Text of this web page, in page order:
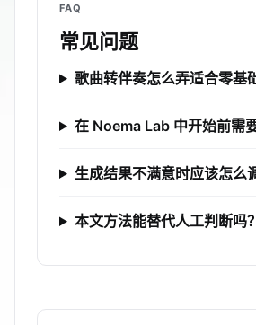
FAQ
常见问题
歌曲转伴奏怎么弄适合零基
在 Noema Lab 中开始前需
生成结果不满意时应该怎么
本文方法能替代人工判断吗？